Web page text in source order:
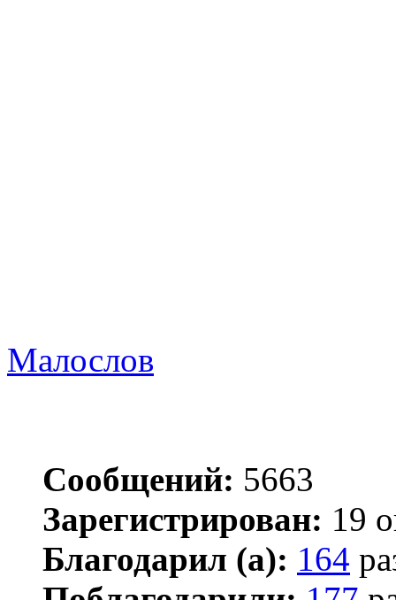
Малослов
Сообщений: 5663
Зарегистрирован: 19
Благодарил (а): 164